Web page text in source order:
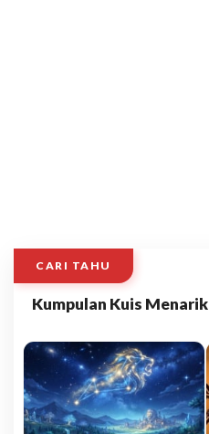
CARI TAHU
Kumpulan Kuis Menarik